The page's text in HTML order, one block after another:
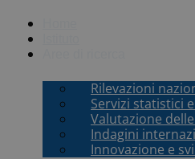
Rilevazioni
Servizi statistici
Valutazione
Indagini
Innovazione e